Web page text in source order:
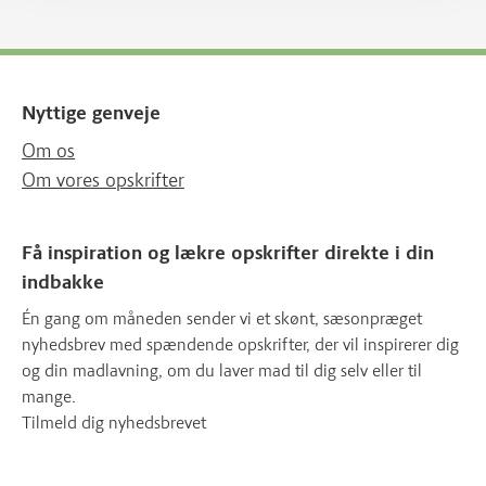
Nyttige genveje
Om os
Om vores opskrifter
Få inspiration og lækre opskrifter direkte i din
indbakke
Én gang om måneden sender vi et skønt, sæsonpræget
nyhedsbrev med spændende opskrifter, der vil inspirerer dig
og din madlavning, om du laver mad til dig selv eller til
mange.
Tilmeld dig nyhedsbrevet